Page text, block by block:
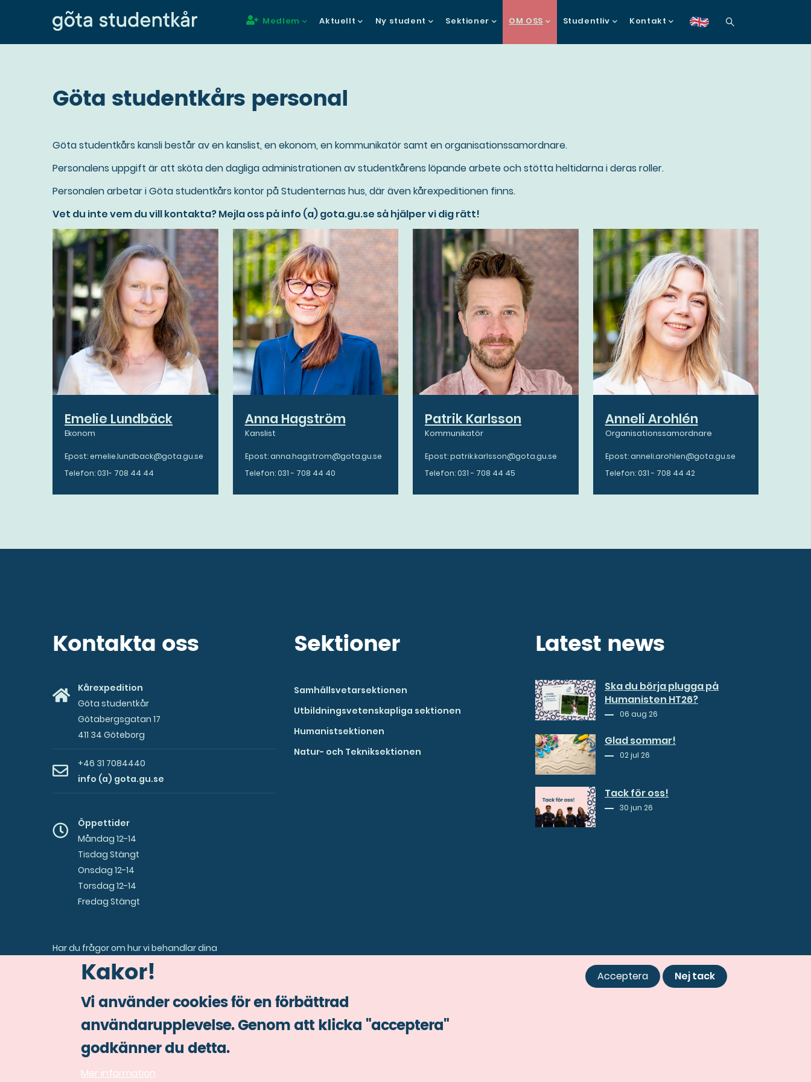
Kakor!
Vi använder cookies för en förbättrad
användarupplevelse. Genom att klicka "acceptera"
godkänner du detta.
Mer information
Acceptera Nej tack
huvudinnehåll
Main
navigation
Medlem Aktuellt Ny student Sektioner OM OSS Studentliv Kontakt
en
Göta studentkårs personal
Göta studentkårs kansli består av en kanslist, en ekonom, en kommunikatör samt en organisationssamordnare.
Personalens uppgift är att sköta den dagliga administrationen av studentkårens löpande arbete och stötta heltidarna i deras roller.
Personalen arbetar i Göta studentkårs kontor på Studenternas hus, där även kårexpeditionen finns.
Vet du inte vem du vill kontakta? Mejla oss på info (a) gota.gu.se så hjälper vi dig rätt!
Emelie Lundbäck
Ekonom
Epost: emelie.lundback@gota.gu.se
Telefon: 031- 708 44 44
Anna Hagström
Kanslist
Epost: anna.hagstrom@gota.gu.se
Telefon: 031 - 708 44 40
Patrik Karlsson
Kommunikatör
Epost: patrik.karlsson@gota.gu.se
Telefon: 031 - 708 44 45
Anneli Arohlén
Organisationssamordnare
Epost: anneli.arohlen@gota.gu.se
Telefon: 031 - 708 44 42
Kontakta oss
Kårexpedition
Göta studentkår
Götabergsgatan 17
411 34 Göteborg
+46 31 7084440
info (a) gota.gu.se
Öppettider
Måndag 12-14
Tisdag Stängt
Onsdag 12-14
Torsdag 12-14
Fredag Stängt
Har du frågor om hur vi behandlar dina
personuppgifter eller vill veta vilka uppgifter vi har
om dig? Kontaktasamordnare (a) gota.gu.se
Sektioner
Samhällsvetarsektionen
Utbildningsvetenskapliga sektionen
Humanistsektionen
Natur- och Tekniksektionen
Latest news
Ska du börja plugga på
Humanisten HT26?
06 aug 26
Glad sommar!
02 jul 26
Tack för oss!
30 jun 26